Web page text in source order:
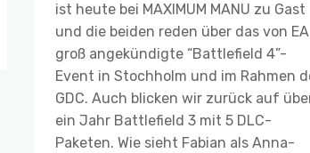
ist heute bei MAXIMUM MANU zu Gast
und die beiden reden über das von EA
groß angekündigte “Battlefield 4”-
Event in Stochholm und im Rahmen
GDC. Auch blicken wir zurück auf
ein Jahr Battlefield 3 mit 5 DLC-
Paketen. Wie sieht Fabian als Anna-